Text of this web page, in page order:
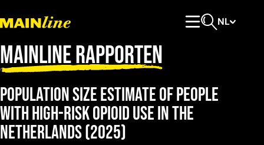
NL
Mainline Rapporten
Population size estimate of people
with high-risk opioid use in the
Netherlands(2025)